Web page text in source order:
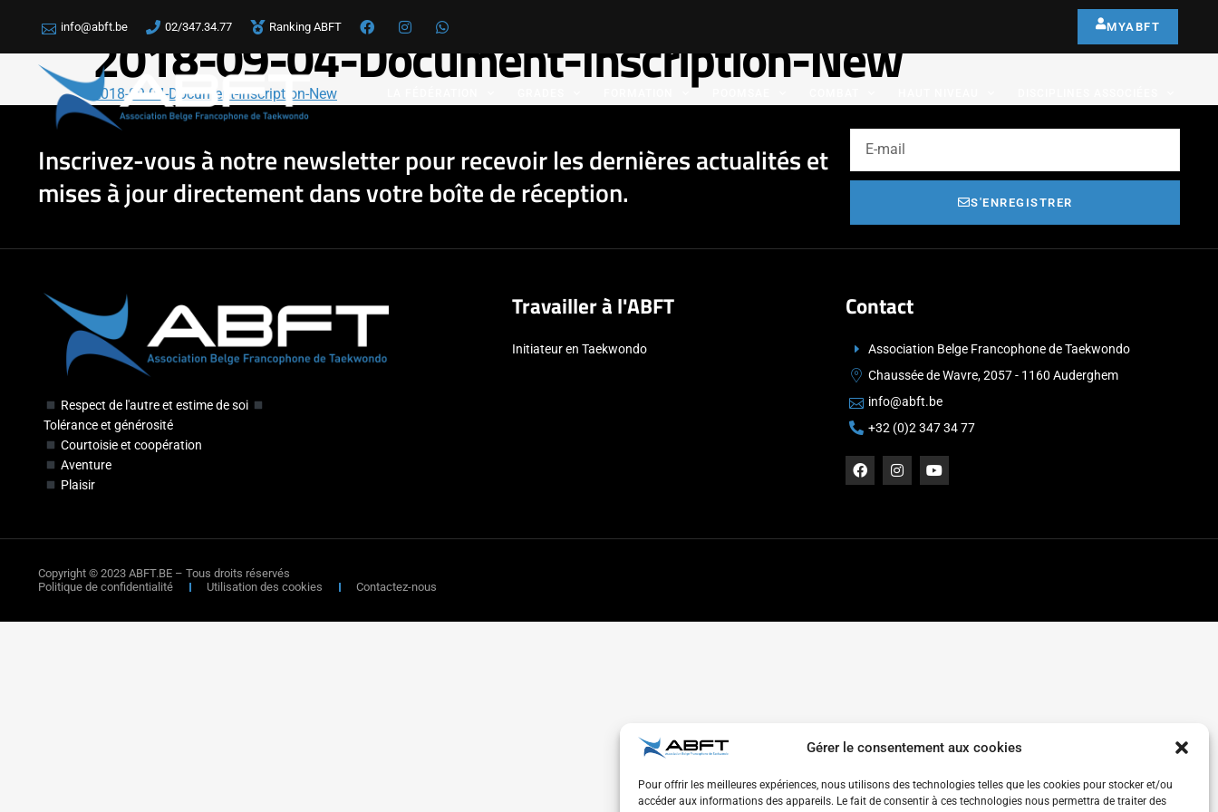
Gérer le consentement aux cookies
Pour offrir les meilleures expériences, nous utilisons des technologies telles que les cookies pour stocker et/ou
accéder aux informations des appareils. Le fait de consentir à ces technologies nous permettra de traiter des
info@abft.be 02/347.34.77 Ranking ABFT MYABFT
2018-09-04-Document-Inscription-New
2018-09-04-Document-Inscription-New
Inscrivez-vous à notre newsletter pour recevoir les dernières actualités et
mises à jour directement dans votre boîte de réception.
S'ENREGISTRER
Respect de l'autre et estime de soi
Tolérance et générosité
Courtoisie et coopération
Aventure
Plaisir
Travailler à l'ABFT
Initiateur en Taekwondo
Contact
Association Belge Francophone de Taekwondo
Chaussée de Wavre, 2057 - 1160 Auderghem
info@abft.be
+32 (0)2 347 34 77
Copyright © 2023 ABFT.BE – Tous droits réservés
Politique de confidentialité
Utilisation des cookies Contactez-nous